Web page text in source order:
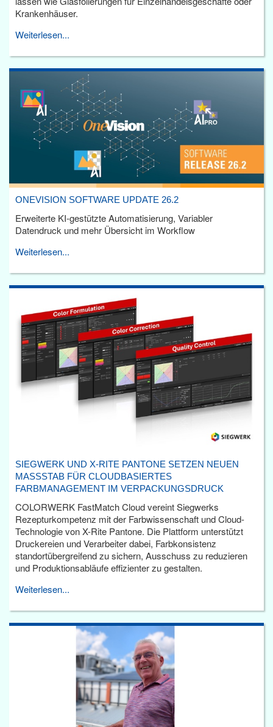
Krankenhäuser.
Weiterlesen...
ONEVISION SOFTWARE UPDATE 26.2
Erweiterte KI-gestützte Automatisierung, Variabler
Datendruck und mehr Übersicht im Workflow
Weiterlesen...
SIEGWERK UND X-RITE PANTONE SETZEN NEUEN
MASSSTAB FÜR CLOUDBASIERTES F
ARBMANAGEMENT IM VERPACKUNGSDRUCK
COLORWERK FastMatch Cloud vereint Siegwerks
Rezepturkompetenz mit der Farbwissenschaft und Cloud-
Technologie von X-Rite Pantone. Die Plattform unterstützt
Druckereien und Verarbeiter dabei, Farbkonsistenz
standortübergreifend zu sichern, Ausschuss zu reduzieren
und Produktionsabläufe effizienter zu gestalten.
Weiterlesen...